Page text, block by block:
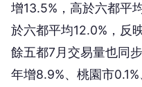
增13.5%，高於六都平
於六都平均12.0%，反
餘五都7月交易量也同
年增8.9%、桃園市